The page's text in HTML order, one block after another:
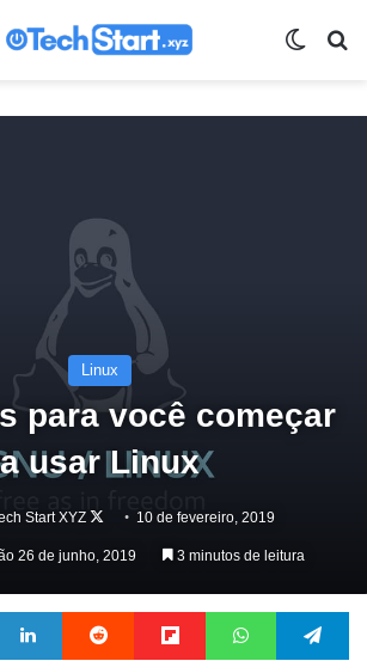
Linux
para você começar
a usar Linux
Start XYZ
Follow10 de fevereiro, 2019
26 de junho, 2019 3 minutos de leitura
Linkedin Reddit Flipboard WhatsApp